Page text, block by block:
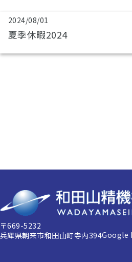
2024/08/01
夏季休暇2024
〒669-5232
兵庫県朝来市和田山町寺内394Google